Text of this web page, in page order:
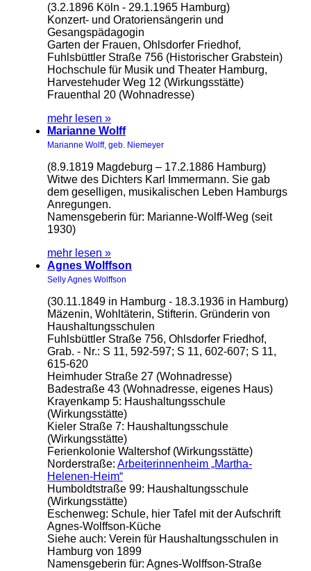
(3.2.1896 Köln - 29.1.1965 Hamburg)
Konzert- und Oratoriensängerin und
Gesangspädagogin
Garten der Frauen, Ohlsdorfer Friedhof,
Fuhlsbüttler Straße 756 (Historischer Grabstein)
Hochschule für Musik und Theater Hamburg,
Harvestehuder Weg 12 (Wirkungsstätte)
Frauenthal 20 (Wohnadresse)
mehr lesen »
Marianne Wolff
Marianne Wolff, geb. Niemeyer
(8.9.1819 Magdeburg – 17.2.1886 Hamburg)
Witwe des Dichters Karl Immermann. Sie gab
dem geselligen, musikalischen Leben Hamburgs
Anregungen.
Namensgeberin für: Marianne-Wolff-Weg (seit
1930)
mehr lesen »
Agnes Wolffson
Selly Agnes Wolffson
(30.11.1849 in Hamburg - 18.3.1936 in Hamburg)
Mäzenin, Wohltäterin, Stifterin. Gründerin von
Haushaltungsschulen
Fuhlsbüttler Straße 756, Ohlsdorfer Friedhof,
Grab. - Nr.: S 11, 592-597; S 11, 602-607; S 11,
615-620
Heimhuder Straße 27 (Wohnadresse)
Badestraße 43 (Wohnadresse, eigenes Haus)
Krayenkamp 5: Haushaltungsschule
(Wirkungsstätte)
Kieler Straße 7: Haushaltungsschule
(Wirkungsstätte)
Ferienkolonie Waltershof (Wirkungsstätte)
Norderstraße: Arbeiterinnenheim „Martha-
Helenen-Heim“
Humboldtstraße 99: Haushaltungsschule
(Wirkungsstätte)
Eschenweg: Schule, hier Tafel mit der Aufschrift
Agnes-Wolffson-Küche
Siehe auch: Verein für Haushaltungsschulen in
Hamburg von 1899
Namensgeberin für: Agnes-Wolffson-Straße